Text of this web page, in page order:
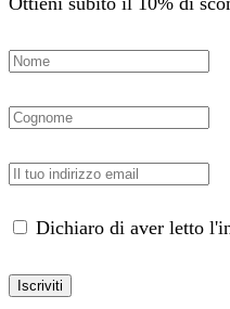
Dichiaro di aver letto